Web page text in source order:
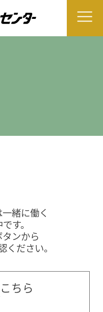
緒に働く
す。
ンから
ください。
ちら